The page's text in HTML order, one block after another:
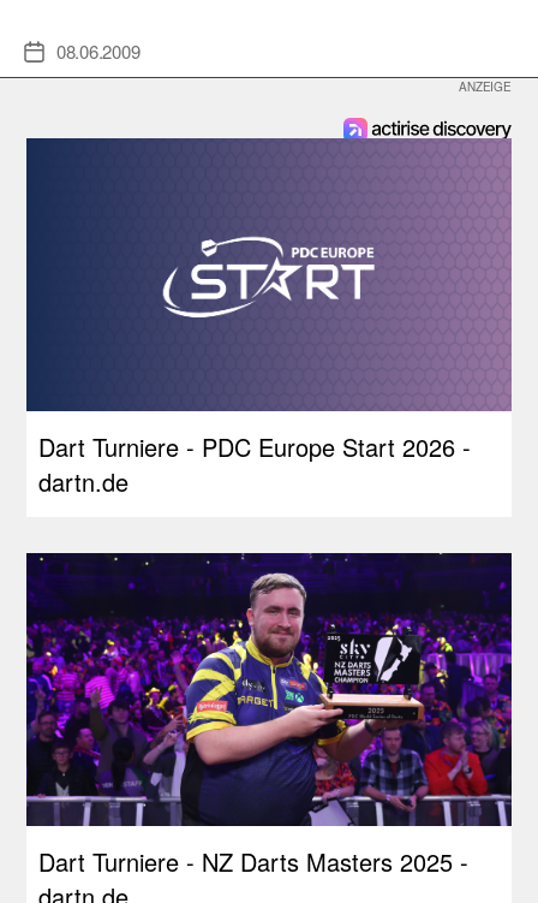
Veröffentlichungsdatum
08.06.2009
Dart Turniere - PDC Europe Start 2026 -
dartn.de
Dart Turniere - NZ Darts Masters 2025 -
dartn.de